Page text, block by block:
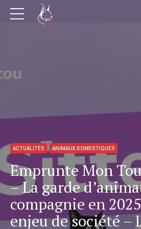
ACTUALITÉS ANIMAUX DOMESTIQUES
Emprunte Mon
– La garde
compagnie en
enjeu de société –